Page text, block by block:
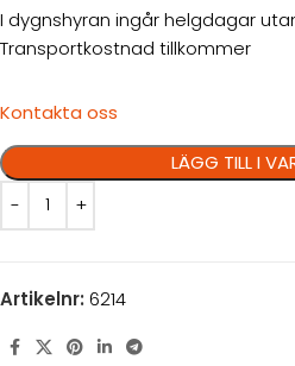
I dygnshyran ingår helgdagar
Transportkostnad tillkommer
Kontakta oss
LÄGG TILL I
Artikelnr: 6214